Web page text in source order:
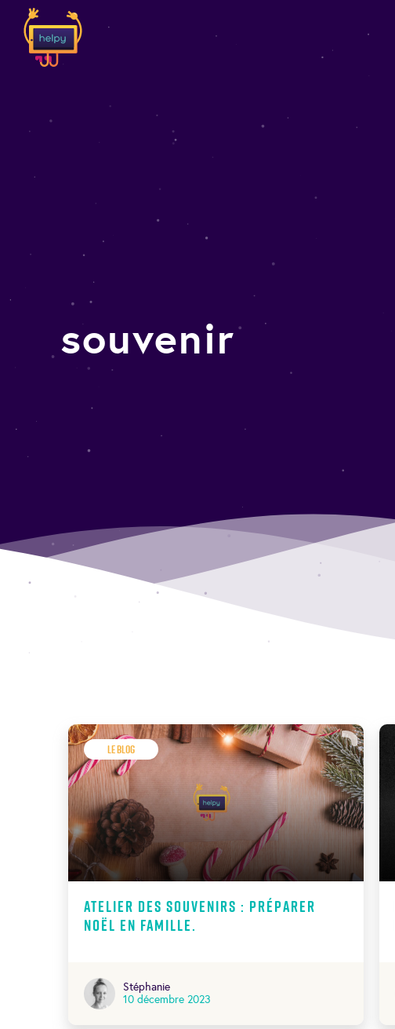
souvenir
Le Blog
Atelier des souvenirs : Préparer
Noël en famille.
Stéphanie
10 décembre 2023